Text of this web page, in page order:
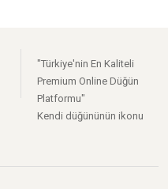
"Türkiye'nin En Kaliteli
Premium Online Düğün
Platformu"
Kendi düğününün ikonu